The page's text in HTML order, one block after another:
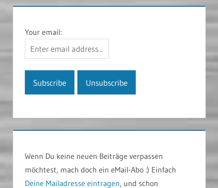
Your email:
Wenn Du keine neuen Beiträge verpassen
möchtest, mach doch ein eMail-Abo :) Einfach
Deine Mailadresse eintragen, und schon